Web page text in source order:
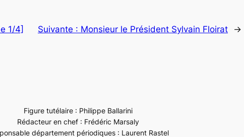
1/4] Suivante : Monsieur le Président Sylvain Floirat →
Figure tutélaire : Philippe Ballarini
Rédacteur en chef : Frédéric Marsaly
département périodiques : Laurent Rastel